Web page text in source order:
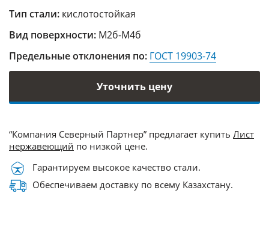
Тип стали: кислотостойкая
Вид поверхности: М2б-М4б
Предельные отклонения по: ГОСТ 19903-74
Уточнить цену
“Компания Северный Партнер” предлагает купить Лист
нержавеющий по низкой цене.
Гарантируем высокое качество стали.
Обеспечиваем доставку по всему Казахстану.